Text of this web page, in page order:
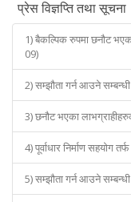
प्रेस विज्ञप्ति तथा सूचना
1) बैकल्पिक रुपमा छनौट
09)
2) सम्झौता गर्न आउने
3) छनौट भएका
4) पूर्वाधार निर्माण सहयोग
5) सम्झौता गर्न आउने